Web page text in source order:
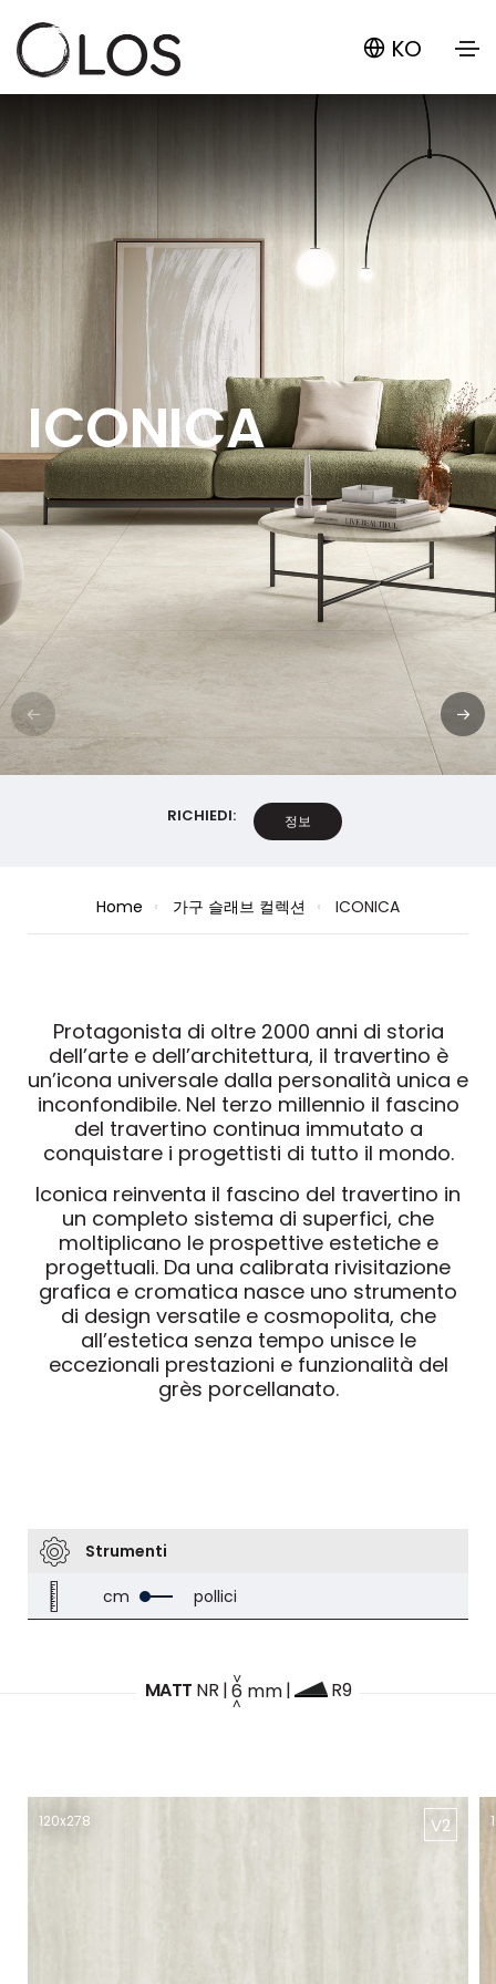
KO
ICONICA
RICHIEDI: 정보
Home 가구 슬래브 컬렉션 ICONICA
Protagonista di oltre 2000 anni di storia
dell’arte e dell’architettura, il travertino è
un’icona universale dalla personalità unica e
inconfondibile. Nel terzo millennio il fascino
del travertino continua immutato a
conquistare i progettisti di tutto il mondo.
Iconica reinventa il fascino del travertino in
un completo sistema di superfici, che
moltiplicano le prospettive estetiche e
progettuali. Da una calibrata rivisitazione
grafica e cromatica nasce uno strumento
di design versatile e cosmopolita, che
all’estetica senza tempo unisce le
eccezionali prestazioni e funzionalità del
grès porcellanato.
Strumenti
cm pollici
MATT NR | 6 mm| R9
120x278 V2